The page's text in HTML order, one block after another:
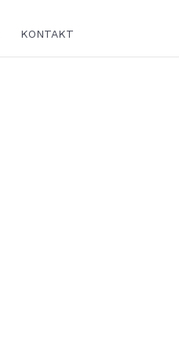
KONTAKT